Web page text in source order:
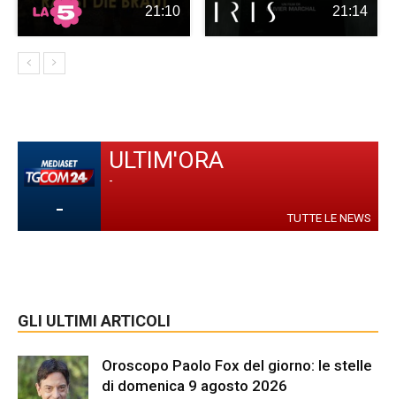
21:10 21:14
-
ULTIM'ORA
-
TUTTE LE NEWS
GLI ULTIMI ARTICOLI
Oroscopo Paolo Fox del giorno: le stelle
di domenica 9 agosto 2026